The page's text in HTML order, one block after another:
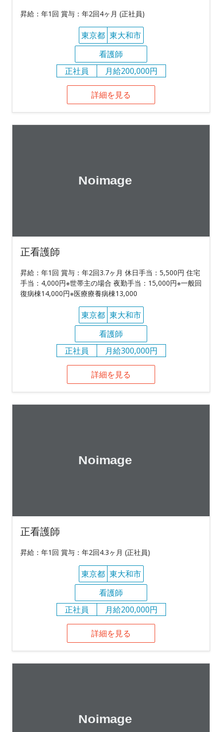
昇給：年1回 賞与：年2回4ヶ月 (正社員)
東京都 東大和市
看護師
正社員
月給200,000円
詳細を見る
正看護師
昇給：年1回 賞与：年2回3.7ヶ月 休日手当：5,500円 住宅
手当：4,000円※世帯主の場合 夜勤手当：15,000円※一般回
復病棟14,000円※医療療養病棟13,000
東京都 東大和市
看護師
正社員
月給300,000円
詳細を見る
正看護師
昇給：年1回 賞与：年2回4.3ヶ月 (正社員)
東京都 東大和市
看護師
正社員
月給200,000円
詳細を見る